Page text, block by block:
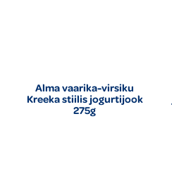
Alma vaarika-virsiku
Kreeka stiilis jogurtijook
275g